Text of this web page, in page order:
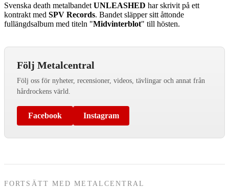
Svenska death metalbandet UNLEASHED har skrivit på ett
kontrakt med SPV Records. Bandet släpper sitt åttonde
fullängdsalbum med titeln "Midvinterblot" till hösten.
Följ Metalcentral
Följ oss för nyheter, recensioner, videos, tävlingar och annat från
hårdrockens värld.
Facebook Instagram
FORTSÄTT MED METALCENTRAL